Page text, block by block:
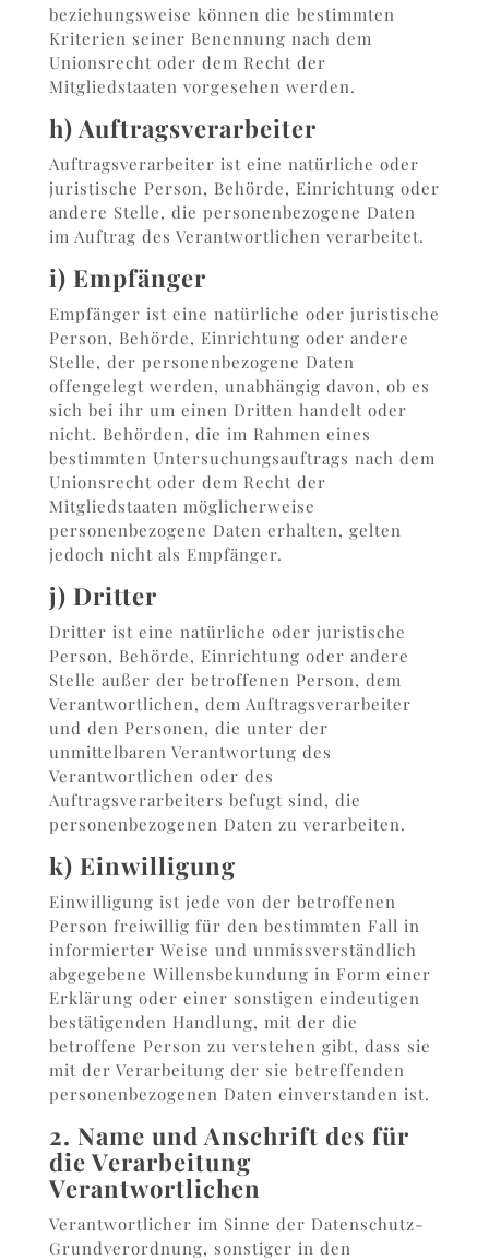
beziehungsweise können die bestimmten
Kriterien seiner Benennung nach dem
Unionsrecht oder dem Recht der
Mitgliedstaaten vorgesehen werden.
h) Auftragsverarbeiter
Auftragsverarbeiter ist eine natürliche oder
juristische Person, Behörde, Einrichtung oder
andere Stelle, die personenbezogene Daten
im Auftrag des Verantwortlichen verarbeitet.
i) Empfänger
Empfänger ist eine natürliche oder juristische
Person, Behörde, Einrichtung oder andere
Stelle, der personenbezogene Daten
offengelegt werden, unabhängig davon, ob es
sich bei ihr um einen Dritten handelt oder
nicht. Behörden, die im Rahmen eines
bestimmten Untersuchungsauftrags nach dem
Unionsrecht oder dem Recht der
Mitgliedstaaten möglicherweise
personenbezogene Daten erhalten, gelten
jedoch nicht als Empfänger.
j) Dritter
Dritter ist eine natürliche oder juristische
Person, Behörde, Einrichtung oder andere
Stelle außer der betroffenen Person, dem
Verantwortlichen, dem Auftragsverarbeiter
und den Personen, die unter der
unmittelbaren Verantwortung des
Verantwortlichen oder des
Auftragsverarbeiters befugt sind, die
personenbezogenen Daten zu verarbeiten.
k) Einwilligung
Einwilligung ist jede von der betroffenen
Person freiwillig für den bestimmten Fall in
informierter Weise und unmissverständlich
abgegebene Willensbekundung in Form einer
Erklärung oder einer sonstigen eindeutigen
bestätigenden Handlung, mit der die
betroffene Person zu verstehen gibt, dass sie
mit der Verarbeitung der sie betreffenden
personenbezogenen Daten einverstanden ist.
2. Name und Anschrift des für
die Verarbeitung
Verantwortlichen
Verantwortlicher im Sinne der Datenschutz-
Grundverordnung, sonstiger in den